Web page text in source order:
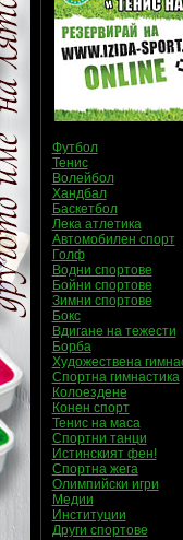
Футбол
Тенис
Волейбол
Хандбал
Баскетбол
Лека атлетика
Автомобилен спорт
Голф
Водни спортове
Бойни спортове
Зимни спортове
Бокс
Вдигане на тежести
Борба
Художествена
Спортна гимнастика
Колоездене
Конен спорт
Тенис на маса
Спортни танци
Истинският фен!
Спортна жега
Олимпийски игри
Медии
Институции
Други спортове